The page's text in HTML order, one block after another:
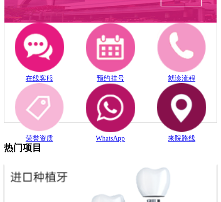
在线客服 预约挂号 就诊流程
荣誉资质 WhatsApp 来院路线
热门项目